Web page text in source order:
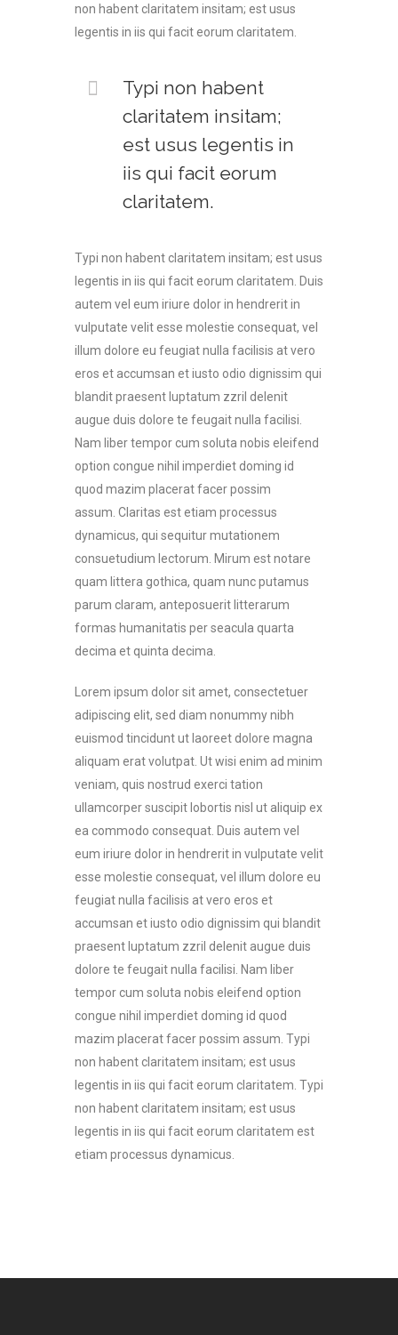
non habent claritatem insitam; est usus
legentis in iis qui facit eorum claritatem.
Typi non habent
claritatem insitam;
est usus legentis in
iis qui facit eorum
claritatem.
Typi non habent claritatem insitam; est usus
legentis in iis qui facit eorum claritatem. Duis
autem vel eum iriure dolor in hendrerit in
vulputate velit esse molestie consequat, vel
illum dolore eu feugiat nulla facilisis at vero
eros et accumsan et iusto odio dignissim qui
blandit praesent luptatum zzril delenit
augue duis dolore te feugait nulla facilisi.
Nam liber tempor cum soluta nobis eleifend
option congue nihil imperdiet doming id
quod mazim placerat facer possim
assum. Claritas est etiam processus
dynamicus, qui sequitur mutationem
consuetudium lectorum. Mirum est notare
quam littera gothica, quam nunc putamus
parum claram, anteposuerit litterarum
formas humanitatis per seacula quarta
decima et quinta decima.
Lorem ipsum dolor sit amet, consectetuer
adipiscing elit, sed diam nonummy nibh
euismod tincidunt ut laoreet dolore magna
aliquam erat volutpat. Ut wisi enim ad minim
veniam, quis nostrud exerci tation
ullamcorper suscipit lobortis nisl ut aliquip ex
ea commodo consequat. Duis autem vel
eum iriure dolor in hendrerit in vulputate velit
esse molestie consequat, vel illum dolore eu
feugiat nulla facilisis at vero eros et
accumsan et iusto odio dignissim qui blandit
praesent luptatum zzril delenit augue duis
dolore te feugait nulla facilisi. Nam liber
tempor cum soluta nobis eleifend option
congue nihil imperdiet doming id quod
mazim placerat facer possim assum. Typi
non habent claritatem insitam; est usus
legentis in iis qui facit eorum claritatem. Typi
non habent claritatem insitam; est usus
legentis in iis qui facit eorum claritatem est
etiam processus dynamicus.